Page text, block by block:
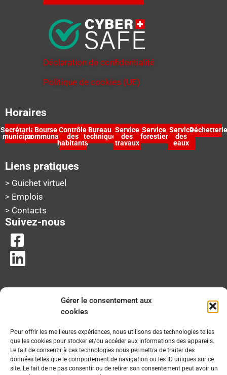
Gérer le consentement aux
cookies
Pour offrir les meilleures expériences, nous utilisons des technologies telles
que les cookies pour stocker et/ou accéder aux informations des appareils.
Le fait de consentir à ces technologies nous permettra de traiter des
données telles que le comportement de navigation ou les ID uniques sur ce
site. Le fait de ne pas consentir ou de retirer son consentement peut avoir un
Déclaration de confidentialité
Politique de cookies (UE)
Horaires
Secrétariat
municipal
Bourse
communale
Contrôle
des
habitants
Bureau
technique
Service
des
travaux
Service
forestier
Service
des
eaux
Déchetterie
Liens pratiques
> Guichet virtuel
> Emplois
> Contacts
Suivez-nous